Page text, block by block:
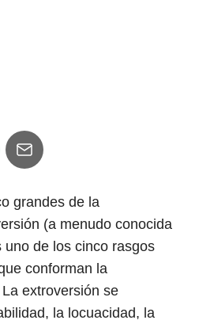
grandes de la
(a menudo conocida
de los cinco rasgos
conforman la
extroversión se
la locuacidad, la